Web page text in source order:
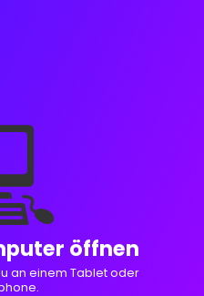
öffnen
an einem Tablet oder